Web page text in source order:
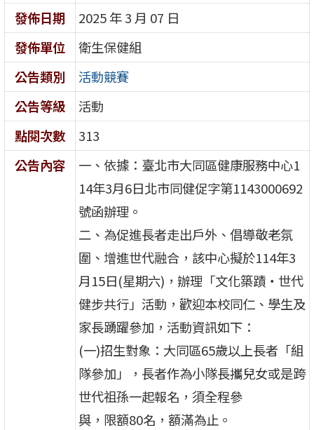
發佈日期
2025 年 3 月 07 日
發佈單位
衛生保健組
公告類別
活動競賽
公告等級
活動
點閱次數
313
公告內容
一、依據：臺北市大同區健康服務中心1
14年3月6日北市同健促字第1143000692
號函辦理。
二、為促進長者走出戶外、倡導敬老氛
圍、增進世代融合，該中心擬於114年3
月15日(星期六)，辦理「文化築蹟‧世代
健步共行」活動，歡迎本校同仁、學生及
家長踴躍參加，活動資訊如下：
(一)招生對象：大同區65歲以上長者「組
隊參加」，長者作為小隊長攜兒女或是跨
世代祖孫一起報名，須全程參
與，限額80名，額滿為止。